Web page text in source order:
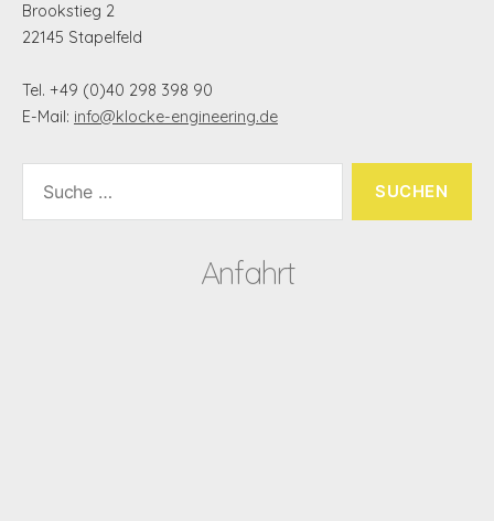
Brookstieg 2
22145 Stapelfeld
Tel. +49 (0)40 298 398 90
E-Mail: info@klocke-engineering.de
nach:
Anfahrt